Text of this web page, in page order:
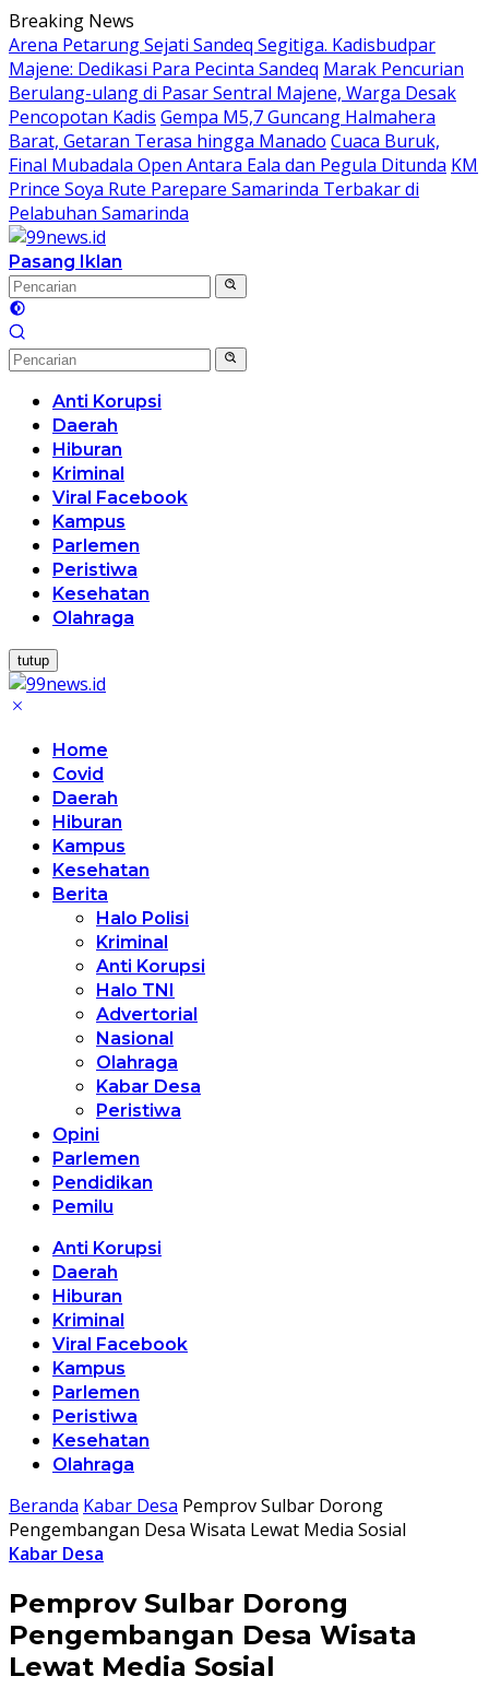
Langsung
ke
konten
Breaking News
Arena Petarung Sejati Sandeq Segitiga. Kadisbudpar
Majene: Dedikasi Para Pecinta Sandeq Marak Pencurian
Berulang-ulang di Pasar Sentral Majene, Warga Desak
Pencopotan Kadis Gempa M5,7 Guncang Halmahera
Barat, Getaran Terasa hingga Manado Cuaca Buruk,
Final Mubadala Open Antara Eala dan Pegula Ditunda KM
Prince Soya Rute Parepare Samarinda Terbakar di
Pelabuhan Samarinda
Pasang Iklan
Anti Korupsi
Daerah
Hiburan
Kriminal
Viral Facebook
Kampus
Parlemen
Peristiwa
Kesehatan
Olahraga
tutup
Home
Covid
Daerah
Hiburan
Kampus
Kesehatan
Berita
Halo Polisi
Kriminal
Anti Korupsi
Halo TNI
Advertorial
Nasional
Olahraga
Kabar Desa
Peristiwa
Opini
Parlemen
Pendidikan
Pemilu
Anti Korupsi
Daerah
Hiburan
Kriminal
Viral Facebook
Kampus
Parlemen
Peristiwa
Kesehatan
Olahraga
Beranda Kabar Desa Pemprov Sulbar Dorong
Pengembangan Desa Wisata Lewat Media Sosial
Kabar Desa
Pemprov Sulbar Dorong
Pengembangan Desa Wisata
Lewat Media Sosial